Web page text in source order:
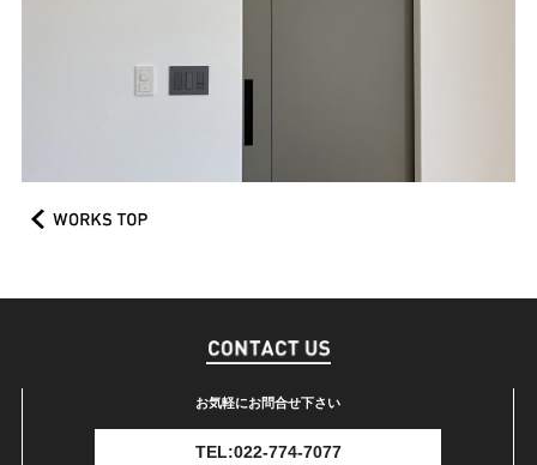
お気軽にお問合せ下さい
TEL:022-774-7077